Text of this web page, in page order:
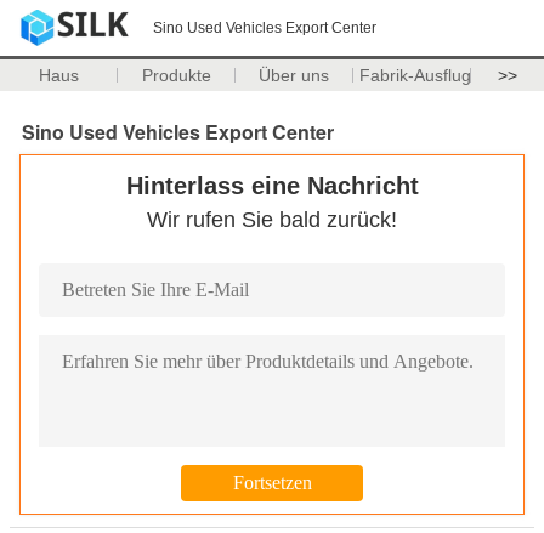
Sino Used Vehicles Export Center
Haus Produkte Über uns Fabrik-Ausflug >>
Sino Used Vehicles Export Center
Hinterlass eine Nachricht
Wir rufen Sie bald zurück!